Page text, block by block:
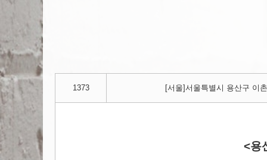
1373 [서울]서울특별시 용산구 이
<용